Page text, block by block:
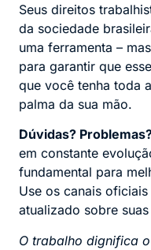
Seus direitos
da sociedade
uma ferramenta –
para garantir que
que você tenha toda
palma da sua mão.
Dúvidas?
em constante
fundamental para
Use os canais
atualizado sobre
O trabalho dignifica